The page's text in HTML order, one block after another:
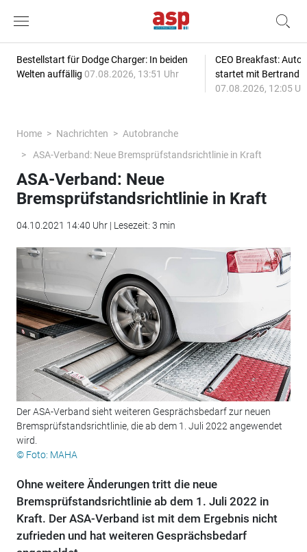
Bestellstart für Dodge Charger: In beiden
Welten auffällig 07.08.2026, 13:51 Uhr
CEO Breakfast:
startet mit Bertrand
07.08.2026, 12:05
Home Nachrichten
Autobranche
ASA-Verband: Neue Bremsprüfstandsrichtlinie in Kraft
ASA-Verband: Neue
Bremsprüfstandsrichtlinie in Kraft
04.10.2021 14:40 Uhr | Lesezeit: 3 min
Der ASA-Verband sieht weiteren Gesprächsbedarf zur neuen
Bremsprüfstandsrichtlinie, die ab dem 1. Juli 2022 angewendet
wird.
© Foto: MAHA
Ohne weitere Änderungen tritt die neue
Bremsprüfstandsrichtlinie ab dem 1. Juli 2022 in
Kraft. Der ASA-Verband ist mit dem Ergebnis nicht
zufrieden und hat weiteren Gesprächsbedarf